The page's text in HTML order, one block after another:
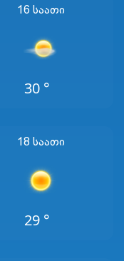
16 Საათი
30 °
18 Საათი
29 °